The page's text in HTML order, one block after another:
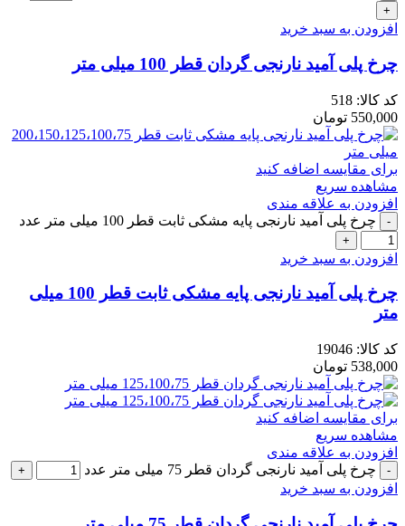
افزودن به سبد خرید
چرخ پلی آمید نارنجی گردان قطر 100 میلی متر
کد کالا: 518
550,000 تومان
برای مقایسه اضافه کنید
مشاهده سریع
افزودن به علاقه مندی
چرخ پلی آمید نارنجی پایه مشکی ثابت قطر 100 میلی متر عدد
افزودن به سبد خرید
چرخ پلی آمید نارنجی پایه مشکی ثابت قطر 100 میلی
متر
کد کالا: 19046
538,000 تومان
برای مقایسه اضافه کنید
مشاهده سریع
افزودن به علاقه مندی
چرخ پلی آمید نارنجی گردان قطر 75 میلی متر عدد
افزودن به سبد خرید